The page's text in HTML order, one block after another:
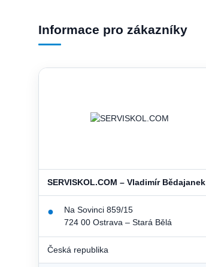
Informace pro zákazníky
SERVISKOL.COM – Vladimír Bědajanek
●
Na Sovinci 859/15
724 00 Ostrava – Stará Bělá
Česká republika